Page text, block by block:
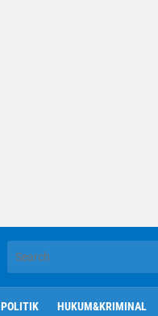
POLITIK HUKUM&KRIMINAL